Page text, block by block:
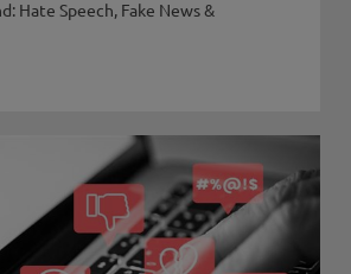
Hate Speech, Fake News &